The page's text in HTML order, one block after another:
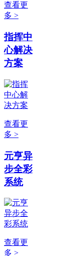
查看更
多 >
指挥中
心解决
方案
查看更
多 >
元亨异
步全彩
系统
查看更
多 >